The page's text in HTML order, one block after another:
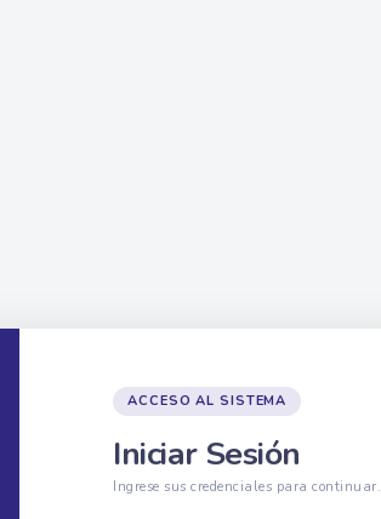
ACCESO AL SISTEMA
Iniciar Sesión
Ingrese sus credenciales para continuar.